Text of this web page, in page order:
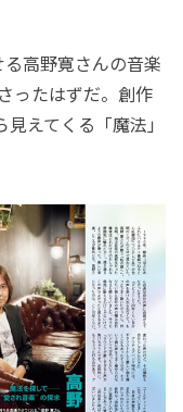
高野寛さんの音楽
ったはずだ。創作
えてくる「魔法」